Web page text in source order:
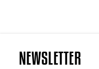
NEWSLETTER